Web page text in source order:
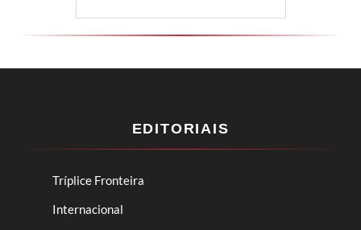
EDITORIAIS
Tríplice Fronteira
Internacional